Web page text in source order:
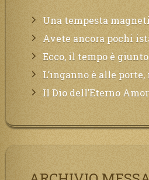
Una tempesta magnetica è in corso, questa generazione patirà. Il black
Avete ancora pochi istanti per convertirvi, non perdete tempo, la sciagura
Ecco, il tempo è giunto all’unione del Padre con il
L’inganno è alle porte, il disordine degli ordinati urlerà perdono,
Il Dio dell’Eterno Amore grida tutto il Suo bene per i